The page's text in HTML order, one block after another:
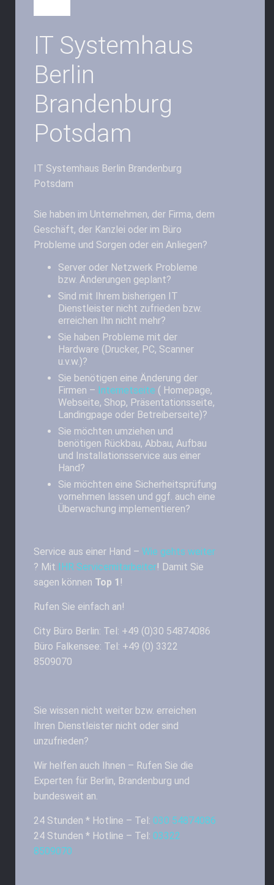
IT Systemhaus
Berlin
Brandenburg
Potsdam
IT Systemhaus Berlin Brandenburg
Potsdam
Sie haben im Unternehmen, der Firma, dem
Geschäft, der Kanzlei oder im Büro
Probleme und Sorgen oder ein Anliegen?
Server oder Netzwerk Probleme
bzw. Änderungen geplant?
Sind mit Ihrem bisherigen IT
Dienstleister nicht zufrieden bzw.
erreichen Ihn nicht mehr?
Sie haben Probleme mit der
Hardware (Drucker, PC, Scanner
u.v.w.)?
Sie benötigen eine Änderung der
Firmen – Internetseite ( Homepage,
Webseite, Shop, Präsentationsseite,
Landingpage oder Betreiberseite)?
Sie möchten umziehen und
benötigen Rückbau, Abbau, Aufbau
und Installationsservice aus einer
Hand?
Sie möchten eine Sicherheitsprüfung
vornehmen lassen und ggf. auch eine
Überwachung implementieren?
Service aus einer Hand – Wie gehts weiter
? Mit IHR Servicemitarbeiter! Damit Sie
sagen können Top 1 !
Rufen Sie einfach an!
City Büro Berlin: Tel: +49 (0)30 54874086
Büro Falkensee: Tel: +49 (0) 3322
8509070
Sie wissen nicht weiter bzw. erreichen
Ihren Dienstleister nicht oder sind
unzufrieden?
Wir helfen auch Ihnen – Rufen Sie die
Experten für Berlin, Brandenburg und
bundesweit an.
24 Stunden * Hotline – Tel: 030 54874086
24 Stunden * Hotline – Tel: 03322
8509070